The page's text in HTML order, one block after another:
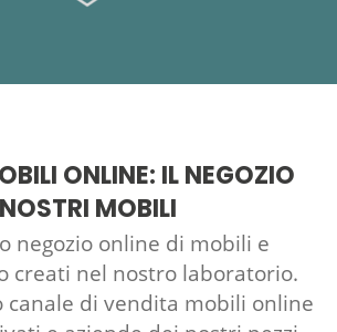
ONLINE: IL NEGOZIO
MOBILI
negozio online di mobili e
creati nel nostro laboratorio.
canale di vendita mobili online